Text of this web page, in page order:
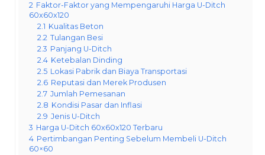
2 Faktor-Faktor yang Mempengaruhi Harga U-Ditch
60x60x120
2.1 Kualitas Beton
2.2 Tulangan Besi
2.3 Panjang U-Ditch
2.4 Ketebalan Dinding
2.5 Lokasi Pabrik dan Biaya Transportasi
2.6 Reputasi dan Merek Produsen
2.7 Jumlah Pemesanan
2.8 Kondisi Pasar dan Inflasi
2.9 Jenis U-Ditch
3 Harga U-Ditch 60x60x120 Terbaru
4 Pertimbangan Penting Sebelum Membeli U-Ditch
60×60